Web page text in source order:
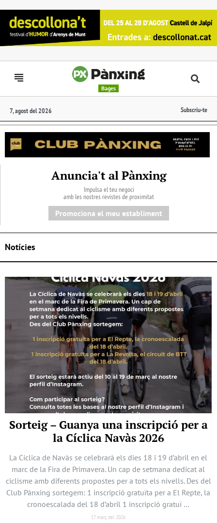
Bages
7, agost del 2026 Subscriu-te
Anuncia't al Pànxing
Impulsa el teu negoci
amb les nostres revistes de proximitat
Promociona el meu establiment
Notícies
Sorteig – Guanya una inscripció per a
la Cíclica Navàs 2026
La Cíclica de Navàs se celebrarà els dies 18 i 19 d’abril en el
marc de la Fira de Primavera. Un cap de setmana dedicat al
ciclisme amb diferents propostes per a tots els nivells. Des del
Club Pànxing sortegem: 1 inscripció gratuïta per a El Repte, la
cronoescalada del 18 d’abril 1 inscripció gratuï …
17 març del 2026